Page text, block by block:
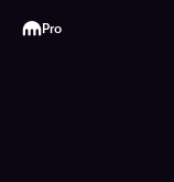
Kraken
Pro